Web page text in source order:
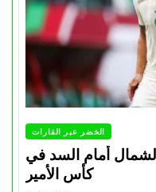
الخضر عبر القارات
أمام السد في
كأس الأمير